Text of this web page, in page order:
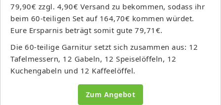
79,90€ zzgl. 4,90€ Versand zu bekommen, sodass ihr
beim 60-teiligen Set auf 164,70€ kommen würdet.
Eure Ersparnis beträgt somit gute 79,71€.
Die 60-teilige Garnitur setzt sich zusammen aus: 12
Tafelmessern, 12 Gabeln, 12 Speiselöffeln, 12
Kuchengabeln und 12 Kaffeelöffel.
Zum Angebot